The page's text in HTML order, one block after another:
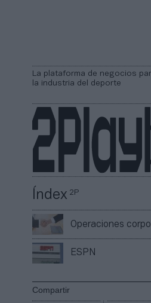
La plataforma de negocios
la industria del deporte
Índex2P
Operaciones
ESPN
Compartir